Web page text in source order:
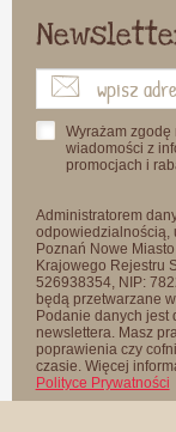
Wyrażam zgodę
wiadomości z
promocjach i
Administratorem
odpowiedzialnością,
Poznań Nowe
Krajowego Rejestru
526938354, NIP:
będą przetwarzane
Podanie danych jest
newslettera. Masz
poprawienia czy
czasie. Więcej
Polityce Prywatności